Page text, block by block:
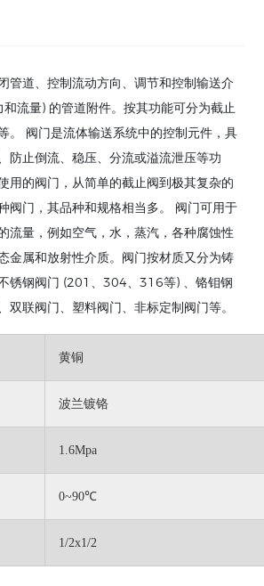
管道、控制流动方向、调节和控制输送介
流量) 的管道附件。按其功能可分为截止
。 阀门是流体输送系统中的控制元件，具
防止倒流、稳压、分流或溢流泄压等功
用的阀门，从简单的截止阀到极其复杂的
阀门，其品种和规格相当多。 阀门可用于
流量，例如空气，水，蒸汽，各种腐蚀性
金属和放射性介质。阀门按材质又分为铸
锈钢阀门 (201、304、316等) 、铬钼钢
双联阀门、塑料阀门、非标定制阀门等。
黄铜
波兰镀铬
1.6Mpa
0~90℃
1/2x1/2